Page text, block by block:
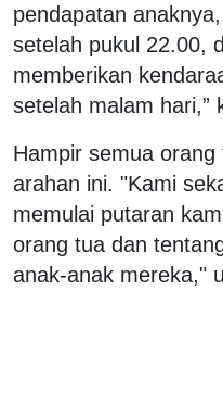
pendapatan
setelah pukul 22.00,
memberikan
setelah malam hari,”
Hampir semua
arahan ini. "Kami
memulai putaran
orang tua dan
anak-anak mereka,"